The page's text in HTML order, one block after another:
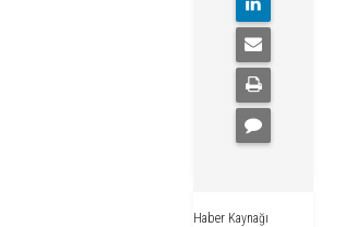
Haber Kaynağı